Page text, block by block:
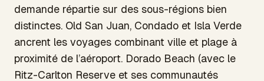
demande répartie sur des sous-régions bien
distinctes. Old San Juan, Condado et Isla Verde
ancrent les voyages combinant ville et plage à
proximité de l’aéroport. Dorado Beach (avec le
Ritz-Carlton Reserve et ses communautés